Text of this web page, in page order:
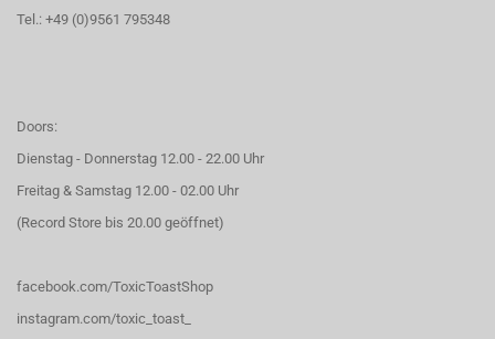
Tel.: +49 (0)9561 795348
Doors:
Dienstag - Donnerstag 12.00 - 22.00 Uhr
Freitag & Samstag 12.00 - 02.00 Uhr
(Record Store bis 20.00 geöffnet)
facebook.com/ToxicToastShop
instagram.com/toxic_toast_